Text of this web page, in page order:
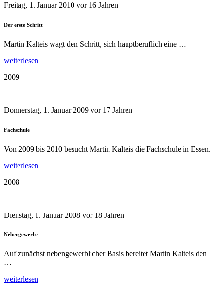
Freitag, 1. Januar 2010 vor 16 Jahren
Der erste Schritt
Martin Kalteis wagt den Schritt, sich hauptberuflich eine …
weiterlesen
2009
Donnerstag, 1. Januar 2009 vor 17 Jahren
Fachschule
Von 2009 bis 2010 besucht Martin Kalteis die Fachschule in Essen.
weiterlesen
2008
Dienstag, 1. Januar 2008 vor 18 Jahren
Nebengewerbe
Auf zunächst nebengewerblicher Basis bereitet Martin Kalteis den
…
weiterlesen